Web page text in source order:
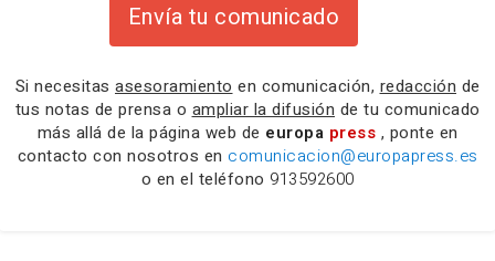
Envía tu comunicado
Si necesitas asesoramiento en comunicación, redacción de
tus notas de prensa o ampliar la difusión de tu comunicado
más allá de la página web de europa press , ponte en
contacto con nosotros en comunicacion@europapress.es
o en el teléfono 913592600